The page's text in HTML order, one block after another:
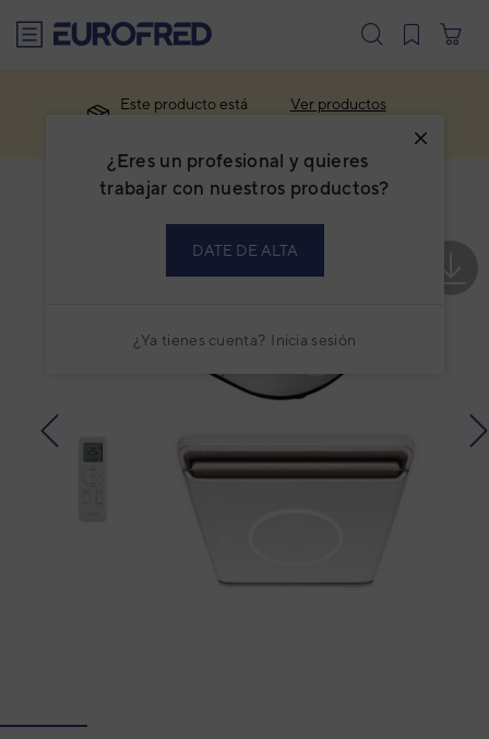
¿Eres un profesional y quieres
trabajar con nuestros productos?
DATE DE ALTA
¿Ya tienes cuenta? Inicia sesión
Este producto está
Ver productos
prev